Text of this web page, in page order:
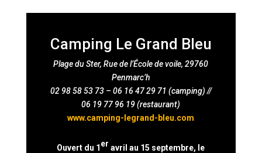
Camping Le Grand Bleu
Plage du Ster, Rue de l’École de voile,29760
Penmarc’h
02 98 58 53 73 – 06 16 47 29 71 (camping) //
06 19 77 96 19 (restaurant)
www.camping-legrand-bleu.com
Ouvert du 1er avril au 15 septembre, le